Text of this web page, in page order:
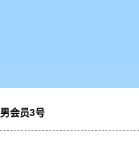
男会员3号